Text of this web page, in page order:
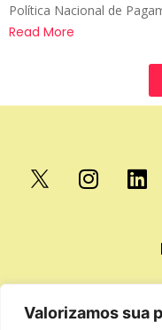
Valorizamos sua
Política Nacional de
Read More